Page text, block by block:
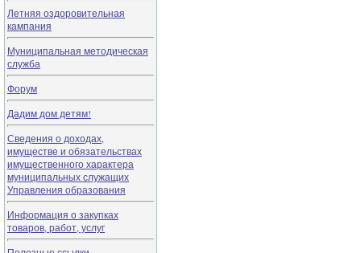
Летняя оздоровительная
кампания
Муниципальная методическая
служба
Форум
Дадим дом детям!
Сведения о доходах,
имуществе и обязательствах
имущественного характера
муниципальных служащих
Управления образования
Информация о закупках
товаров, работ, услуг